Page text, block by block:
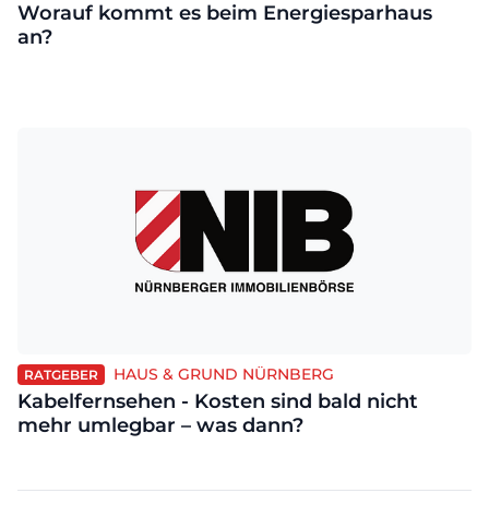
Worauf kommt es beim Energiesparhaus
an?
RATGEBER HAUS & GRUND NÜRNBERG
Kabelfernsehen - Kosten sind bald nicht
mehr umlegbar – was dann?